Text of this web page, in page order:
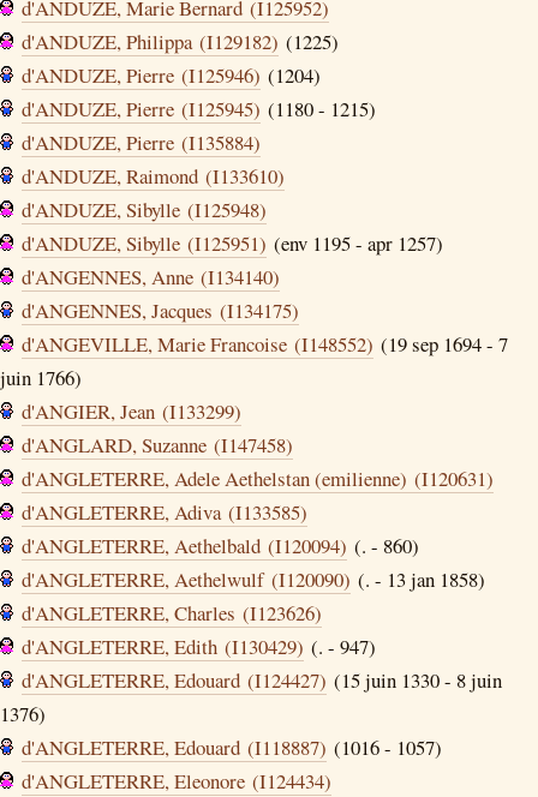
d'ANDUZE, Marie Bernard (I125952)
d'ANDUZE, Philippa (I129182) (1225)
d'ANDUZE, Pierre (I125946) (1204)
d'ANDUZE, Pierre (I125945) (1180 - 1215)
d'ANDUZE, Pierre (I135884)
d'ANDUZE, Raimond (I133610)
d'ANDUZE, Sibylle (I125948)
d'ANDUZE, Sibylle (I125951) (env 1195 - apr 1257)
d'ANGENNES, Anne (I134140)
d'ANGENNES, Jacques (I134175)
d'ANGEVILLE, Marie Francoise (I148552) (19 sep 1694 - 7
juin 1766)
d'ANGIER, Jean (I133299)
d'ANGLARD, Suzanne (I147458)
d'ANGLETERRE, Adele Aethelstan (emilienne) (I120631)
d'ANGLETERRE, Adiva (I133585)
d'ANGLETERRE, Aethelbald (I120094) (. - 860)
d'ANGLETERRE, Aethelwulf (I120090) (. - 13 jan 1858)
d'ANGLETERRE, Charles (I123626)
d'ANGLETERRE, Edith (I130429) (. - 947)
d'ANGLETERRE, Edouard (I124427) (15 juin 1330 - 8 juin
1376)
d'ANGLETERRE, Edouard (I118887) (1016 - 1057)
d'ANGLETERRE, Eleonore (I124434)